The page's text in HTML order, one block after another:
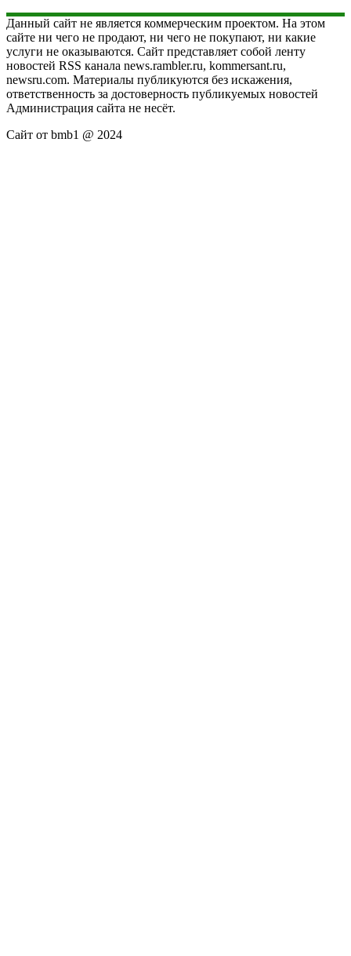
Данный сайт не является коммерческим проектом. На этом
сайте ни чего не продают, ни чего не покупают, ни какие
услуги не оказываются. Сайт представляет собой ленту
новостей RSS канала news.rambler.ru, kommersant.ru,
newsru.com. Материалы публикуются без искажения,
ответственность за достоверность публикуемых новостей
Администрация сайта не несёт.
Сайт от bmb1 @ 2024